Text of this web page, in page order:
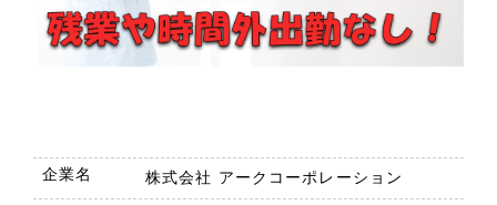
企業名 株式会社 アークコーポレーション